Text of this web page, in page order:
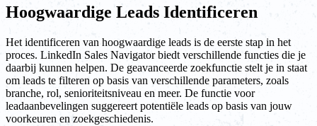
Hoogwaardige Leads Identificeren
Het identificeren van hoogwaardige leads is de eerste stap in het
proces. LinkedIn Sales Navigator biedt verschillende functies die je
daarbij kunnen helpen. De geavanceerde zoekfunctie stelt je in staat
om leads te filteren op basis van verschillende parameters, zoals
branche, rol, senioriteitsniveau en meer. De functie voor
leadaanbevelingen suggereert potentiële leads op basis van jouw
voorkeuren en zoekgeschiedenis.